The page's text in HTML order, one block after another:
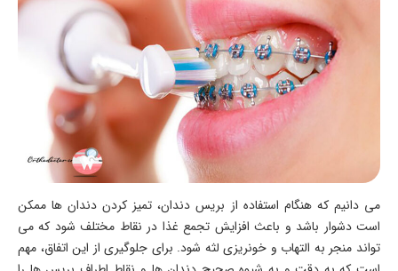
می ‌دانیم که هنگام استفاده از بریس دندان، تمیز کردن دندان‌ ها ممکن
است دشوار باشد و باعث افزایش تجمع غذا در نقاط مختلف شود که می
‌تواند منجر به التهاب و خونریزی لثه شود. برای جلوگیری از این اتفاق، مهم